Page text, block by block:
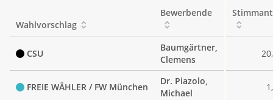
Wahlvorschlag
Bewerbende
CSU
Baumgärtner,
Clemens
FREIE WÄHLER / FW München
Dr. Piazolo,
Michael